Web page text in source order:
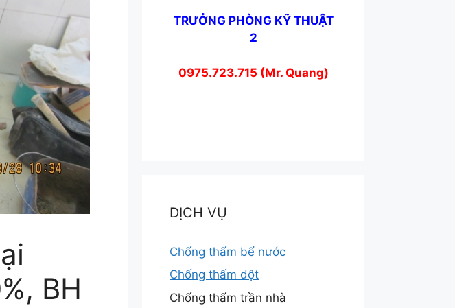
BH
TRƯỞNG PHÒNG KỸ THUẬT
2
0975.723.715 (Mr. Quang)
DỊCH VỤ
Chống thấm bể nước
Chống thấm dột
Chống thấm trần nhà